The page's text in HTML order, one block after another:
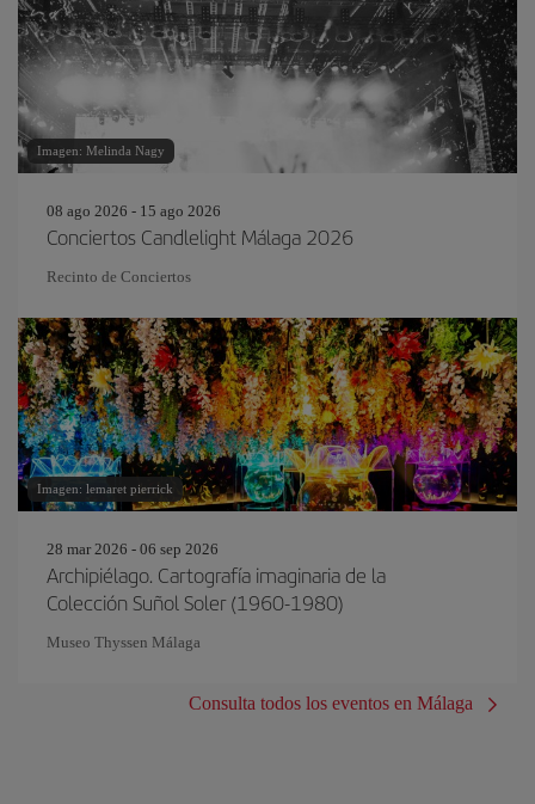
Imagen: Melinda Nagy
08 ago 2026 - 15 ago 2026
Conciertos Candlelight Málaga 2026
Recinto de Conciertos
Imagen: lemaret pierrick
28 mar 2026 - 06 sep 2026
Archipiélago. Cartografía imaginaria de la
Colección Suñol Soler (1960-1980)
Museo Thyssen Málaga
Consulta todos los eventos en Málaga